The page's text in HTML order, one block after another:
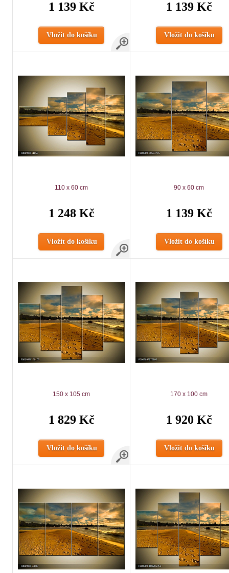
1 139 Kč
Vložit do košíku
1 139 Kč
Vložit do košíku
110 x 60 cm
1 248 Kč
Vložit do košíku
90 x 60 cm
1 139 Kč
Vložit do košíku
150 x 105 cm
1 829 Kč
Vložit do košíku
170 x 100 cm
1 920 Kč
Vložit do košíku